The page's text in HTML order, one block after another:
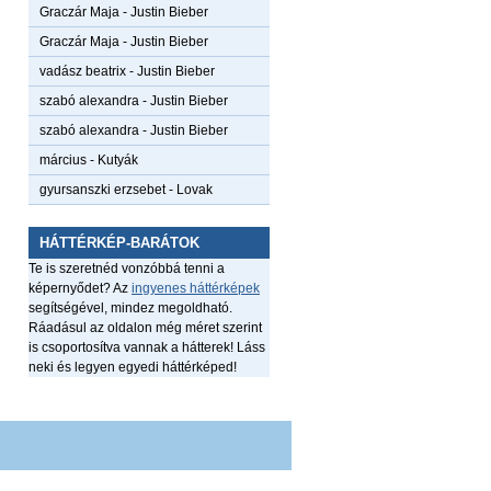
Graczár Maja - Justin Bieber
Graczár Maja - Justin Bieber
vadász beatrix - Justin Bieber
szabó alexandra - Justin Bieber
szabó alexandra - Justin Bieber
március - Kutyák
gyursanszki erzsebet- Lovak
HÁTTÉRKÉP-BARÁTOK
Te is szeretnéd vonzóbbá tenni a
képernyődet? Az ingyenes háttérképek
segítségével, mindez megoldható.
Ráadásul az oldalon még méret szerint
is csoportosítva vannak a hátterek! Láss
neki és legyen egyedi háttérképed!